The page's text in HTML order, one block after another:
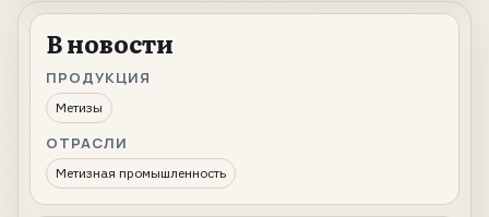
В новости
ПРОДУКЦИЯ
Метизы
ОТРАСЛИ
Метизная промышленность